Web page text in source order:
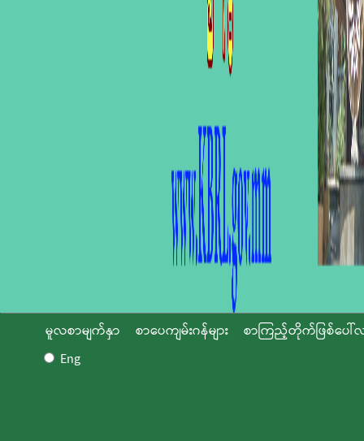
မူလစာမျက်နှာ စာပေကျမ်းဂန်များ
စာကြည့်တိုက်ဖြစ်ပေါ်
Eng